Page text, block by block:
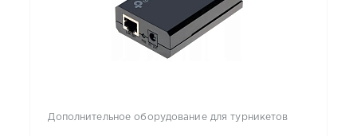
Дополнительное оборудование для турникетов